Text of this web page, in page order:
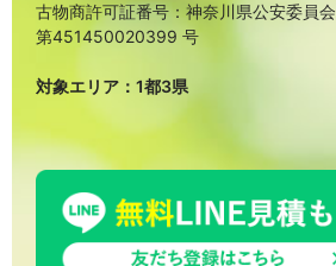
古物商許可証番号：神奈川県公安委員会
第451450020399 号
対象エリア：1都3県